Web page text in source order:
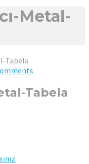
Metal-
Tabela
Tabela
.